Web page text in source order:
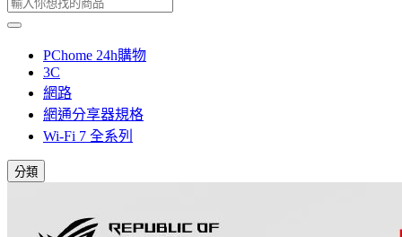
PChome 24h購物
3C
網路
網通分享器規格
Wi-Fi 7 全系列
分類